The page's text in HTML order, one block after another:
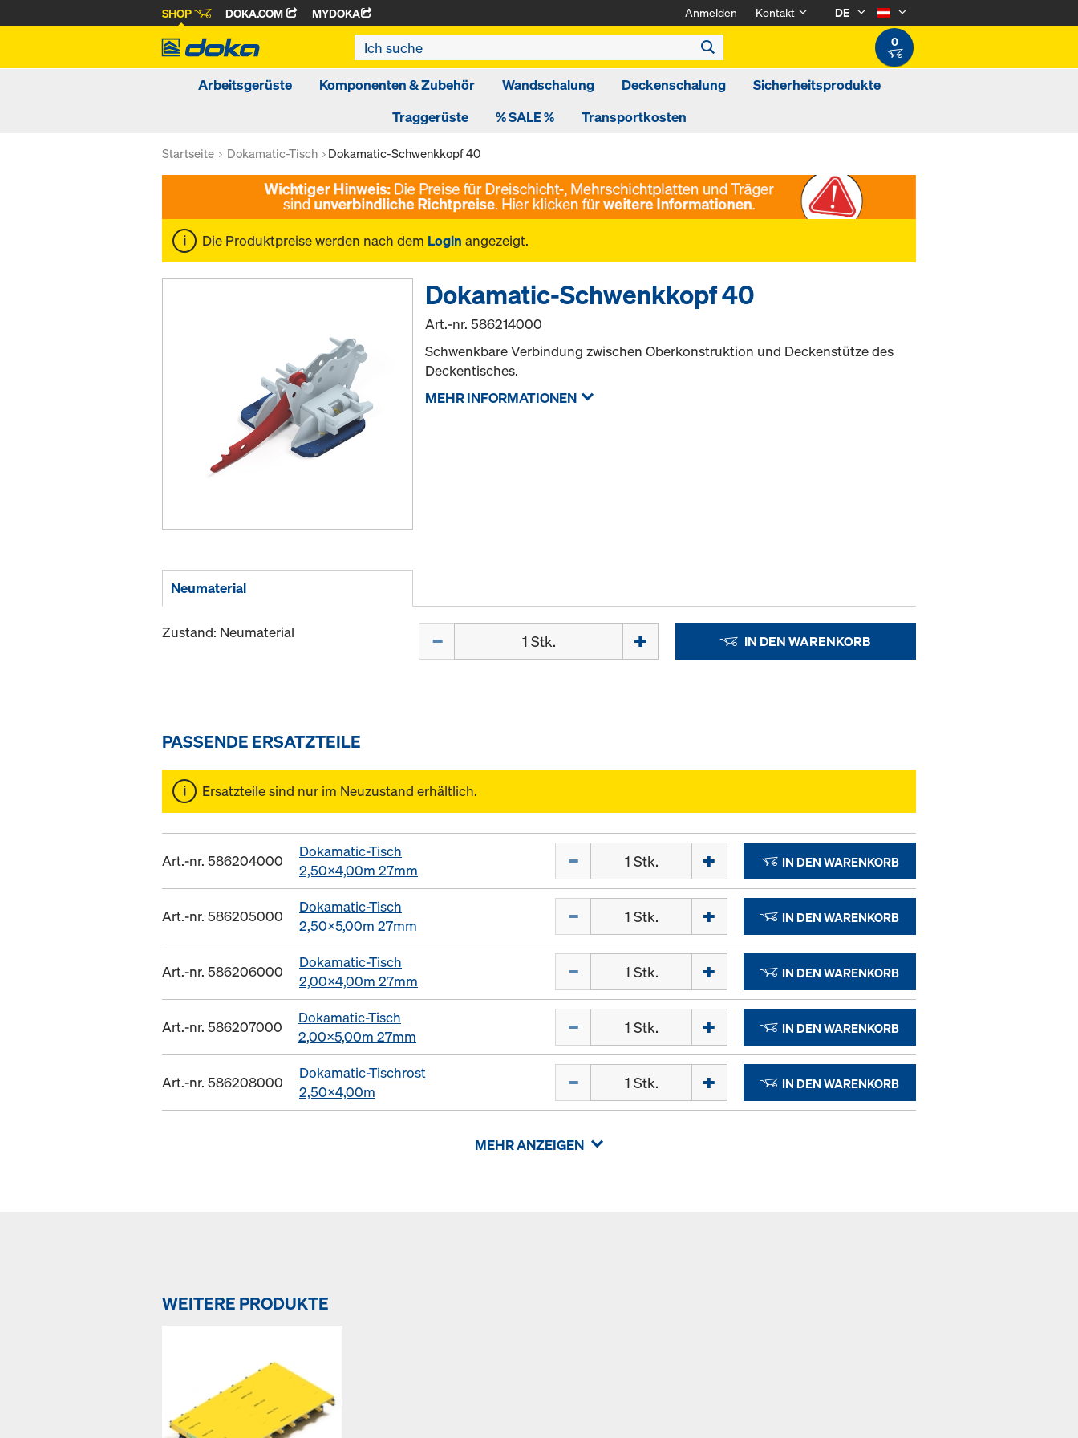
SHOP DOKA.COM MYDOKA Anmelden Kontakt
DE
0
Arbeitsgerüste Komponenten & Zubehör Wandschalung Deckenschalung
Sicherheitsprodukte
Traggerüste
% SALE % Transportkosten
Startseite Dokamatic-Tisch Dokamatic-Schwenkkopf 40
Die Produktpreise werden nach dem Login angezeigt.
Dokamatic-Schwenkkopf 40
Art.-nr.586214000
Schwenkbare Verbindung zwischen Oberkonstruktion und Deckenstütze des
Deckentisches.
MEHR INFORMATIONEN
Neumaterial
Zustand: Neumaterial IN DEN WARENKORB
PASSENDE ERSATZTEILE
Ersatzteile sind nur im Neuzustand erhältlich.
Art.-nr. 586204000
Dokamatic-Tisch
2,50x4,00m 27mm
IN DEN WARENKORB
Art.-nr. 586205000
Dokamatic-Tisch
2,50x5,00m 27mm
IN DEN WARENKORB
Art.-nr. 586206000
Dokamatic-Tisch
2,00x4,00m 27mm
IN DEN WARENKORB
Art.-nr. 586207000
Dokamatic-Tisch
2,00x5,00m 27mm
IN DEN WARENKORB
Art.-nr. 586208000
Dokamatic-Tischrost
2,50x4,00m
IN DEN WARENKORB
MEHR ANZEIGEN
WEITERE PRODUKTE